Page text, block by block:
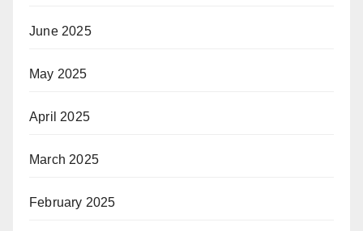
June 2025
May 2025
April 2025
March 2025
February 2025